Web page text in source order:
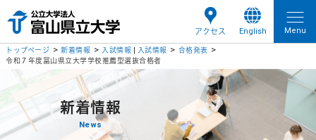
アクセス English Menu
トップページ 新着情報 入試情報 入試情報
合格発表
令和７年度富山県立大学学校推薦型選抜合格者
新着情報
News